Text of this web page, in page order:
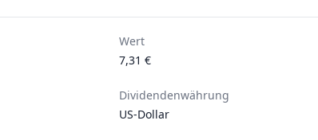
Wert
7,31 €
Dividendenwährung
US-Dollar